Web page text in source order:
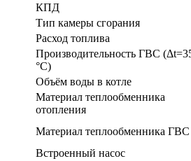
КПД
Тип камеры сгорания
Расход топлива
Производительность ГВС
°C)
Объём воды в котле
Материал теплообменника
отопления
Материал теплообменника ГВС
Встроенный насос